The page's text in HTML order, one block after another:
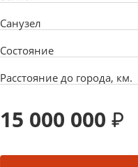
Санузел
Состояние
Расстояние до города, км.
15 000 000